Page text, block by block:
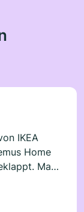
IKEA
Home
Man
mit